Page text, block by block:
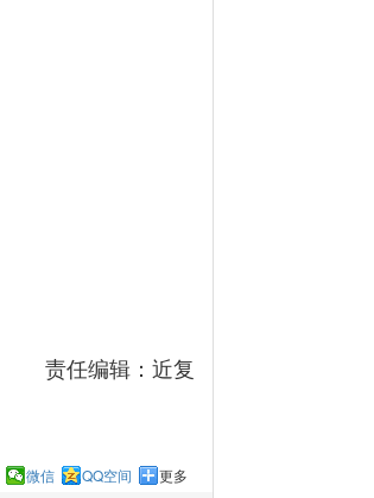
责任编辑：近复
微信 QQ空间 更多